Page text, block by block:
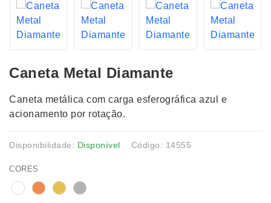
Caneta Metal Diamante
Caneta metálica com carga esferográfica azul e
acionamento por rotação.
Disponibilidade: Disponível Código: 14555
CORES